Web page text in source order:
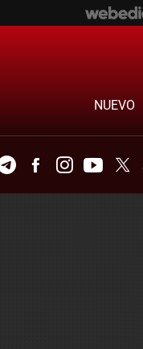
NUEVO
TelegramFacebookInstagram